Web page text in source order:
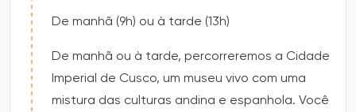
De manhã (9h) ou à tarde (13h)
De manhã ou à tarde, percorreremos a Cidade
Imperial de Cusco, um museu vivo com uma
mistura das culturas andina e espanhola. Você